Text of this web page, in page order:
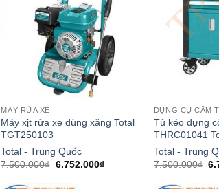
MÁY RỬA XE
Máy xịt rửa xe dùng xăng Total
TGT250103
Total - Trung Quốc
7.500.000₫ Giá
là:
6.752.000₫Giá
DỤNG CỤ CẦM
Tủ kéo đựng
THRC01041
Total - Trung
7.500.000₫